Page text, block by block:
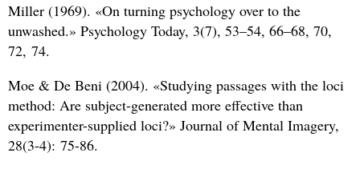
Miller (1969). «On turning psychology over to the
unwashed.» Psychology Today, 3(7), 53–54, 66–68, 70,
72, 74.
Moe & De Beni (2004). «Studying passages with the loci
method: Are subject-generated more effective than
experimenter-supplied loci?» Journal of Mental Imagery,
28(3-4): 75-86.